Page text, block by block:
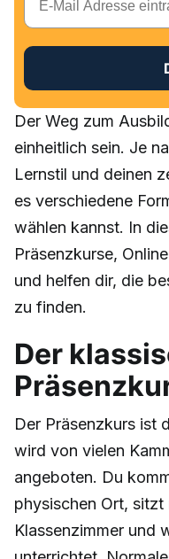
Der Weg zum
einheitlich sein. Je
Lernstil und deinen
es verschiedene
wählen kannst. In
Präsenzkurse,
und helfen dir, die
zu finden.
Der
Der Präsenzkurs ist
wird von vielen
angeboten. Du
physischen Ort, sitzt
Klassenzimmer und